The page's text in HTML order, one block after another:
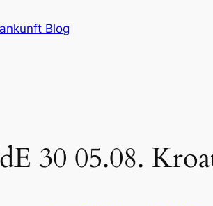
Blog
30 05.08.